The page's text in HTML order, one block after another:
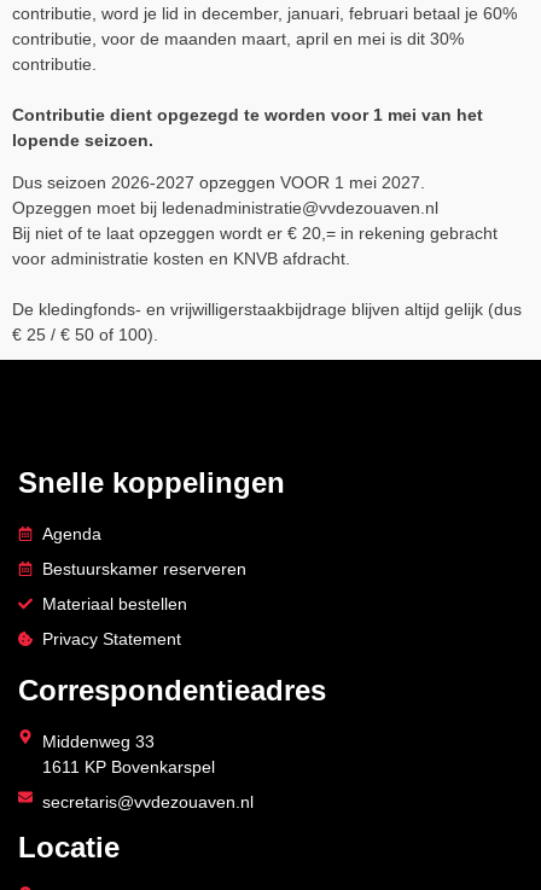
contributie, word je lid in december, januari, februari betaal je 60%
contributie, voor de maanden maart, april en mei is dit 30%
contributie.
Contributie dient opgezegd te worden voor 1 mei van het
lopende seizoen.
Dus seizoen 2026-2027 opzeggen VOOR 1 mei 2027.
Opzeggen moet bij ledenadministratie@vvdezouaven.nl
Bij niet of te laat opzeggen wordt er € 20,= in rekening gebracht
voor administratie kosten en KNVB afdracht.
De kledingfonds- en vrijwilligerstaakbijdrage blijven altijd gelijk (dus
€ 25 / € 50 of 100).
Snelle koppelingen
Agenda
Bestuurskamer reserveren
Materiaal bestellen
Privacy Statement
Correspondentieadres
Middenweg 33
1611 KP Bovenkarspel
secretaris@vvdezouaven.nl
Locatie